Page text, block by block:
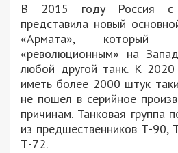
В 2015 году Россия с
представила новый
«Армата», который
«революционным» на
любой другой танк. К
иметь более 2000 штук
не пошел в серийное
причинам. Танковая группа
из предшественников Т-90,
Т-72.